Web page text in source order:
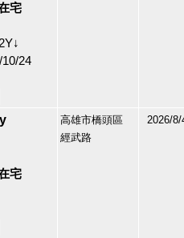
宅
10/24
宅
高雄市橋頭區
經武路
2026/8/